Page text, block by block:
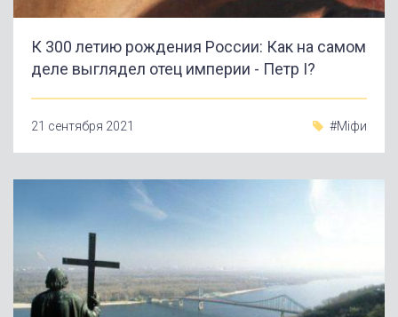
К 300 летию рождения России: Как на самом
деле выглядел отец империи - Петр I?
21 сентября 2021 #Міфи